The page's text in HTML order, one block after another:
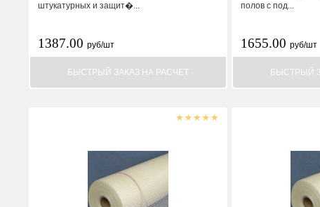
штукатурных и защит�...
1387.00руб/шт
БЫСТРЫЙ ЗАКАЗ НА РАСЧЕТ
полов с под...
1655.00 руб/шт
БЫСТРЫЙ